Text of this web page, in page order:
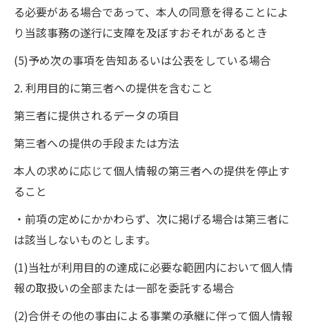
る必要がある場合であって、本人の同意を得ることによ
り当該事務の遂行に支障を及ぼすおそれがあるとき
(5)予め次の事項を告知あるいは公表をしている場合
2. 利用目的に第三者への提供を含むこと
第三者に提供されるデータの項目
第三者への提供の手段または方法
本人の求めに応じて個人情報の第三者への提供を停止す
ること
・前項の定めにかかわらず、次に掲げる場合は第三者に
は該当しないものとします。
(1)当社が利用目的の達成に必要な範囲内において個人情
報の取扱いの全部または一部を委託する場合
(2)合併その他の事由による事業の承継に伴って個人情報